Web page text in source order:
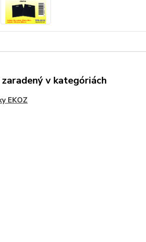
v kategóriách
EKOZ